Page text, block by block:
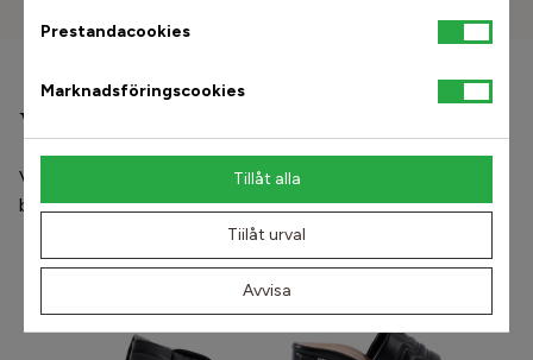
Prestandacookies
Marknadsföringscookies
Tillåt alla
Tiilåt urval
Avvisa
Våra andra populära modeller
Våra skor och ortopediska inlägg förebygger och
behandlar värk och skador i fot-knä-höft och ländrygg.